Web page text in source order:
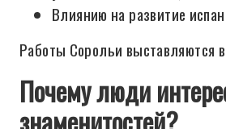
Влиянию на развитие
Работы Сорольи выставляются
Почему люди
знаменитостей?